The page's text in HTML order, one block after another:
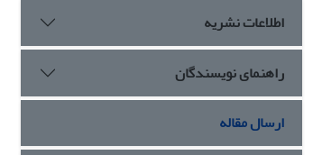
اطلاعات نشریه
راهنمای نویسندگان
ارسال مقاله